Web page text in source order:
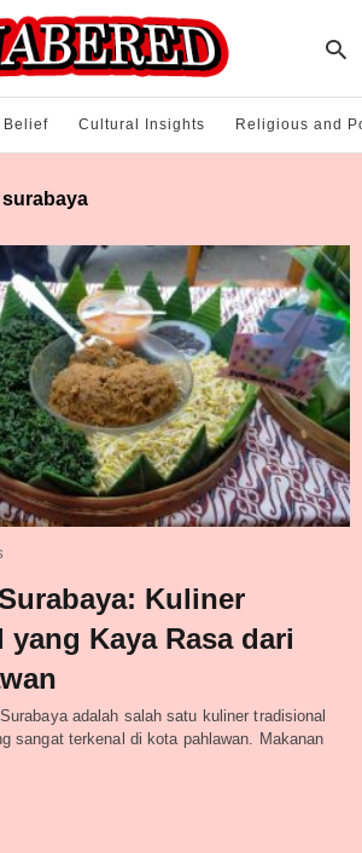
Belief Cultural Insights Religious and
Kuliner
Kaya Rasa dari
adalah salah satu kuliner tradisional
sangat terkenal di kota pahlawan. Makanan